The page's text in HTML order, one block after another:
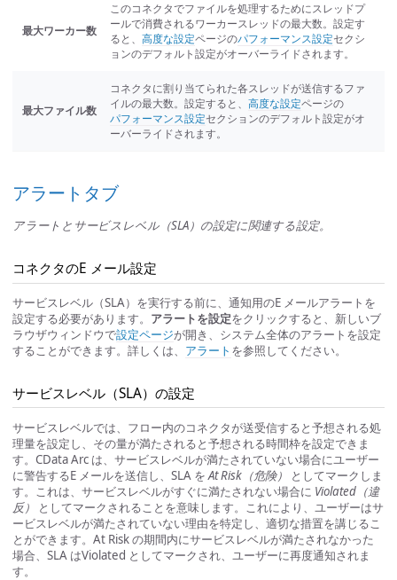
最大ワーカー数
このコネクタでファイルを処理するためにスレッドプ
ールで消費されるワーカースレッドの最大数。設定す
ると、 高度な設定ページのパフォーマンス設定セクシ
ョンのデフォルト設定がオーバーライドされます。
最大ファイル数
コネクタに割り当てられた各スレッドが送信するファ
イルの最大数。設定すると、 高度な設定ページの
パフォーマンス設定セクションのデフォルト設定がオ
ーバーライドされます。
アラートタブ
アラートとサービスレベル（SLA）の設定に関連する設定。
コネクタのE メール設定
サービスレベル（SLA）を実行する前に、通知用のE メールアラートを
設定する必要があります。 アラートを設定をクリックすると、新しいブ
ラウザウィンドウで設定ページが開き、システム全体のアラートを設定
することができます。詳しくは、 アラート を参照してください。
サービスレベル（SLA）の設定
サービスレベルでは、フロー内のコネクタが送受信すると予想される処
理量を設定し、その量が満たされると予想される時間枠を設定できま
す。CData Arc は、サービスレベルが満たされていない場合にユーザー
に警告するE メールを送信し、SLA をAt Risk（危険）
としてマークしま
す。これは、サービスレベルがすぐに満たされない場合に Violated（違
反）
としてマークされることを意味します。これにより、ユーザーはサ
ービスレベルが満たされていない理由を特定し、適切な措置を講じるこ
とができます。At Risk の期間内にサービスレベルが満たされなかった
場合、SLA はViolated としてマークされ、ユーザーに再度通知されま
す。